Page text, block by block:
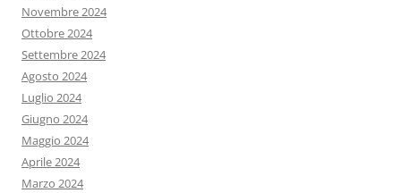
Novembre 2024
Ottobre 2024
Settembre 2024
Agosto 2024
Luglio 2024
Giugno 2024
Maggio 2024
Aprile 2024
Marzo 2024